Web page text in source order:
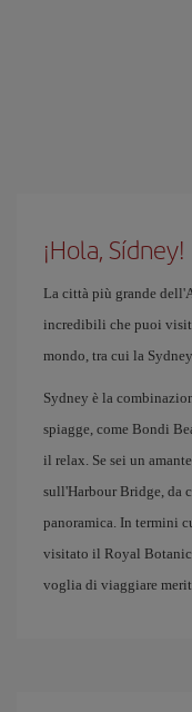
¡Hola, Sídney!
La città più grande
incredibili che puoi
mondo, tra cui la
Sydney è la
spiagge, come Bondi
il relax. Se sei un
sull'Harbour Bridge, da
panoramica. In termini
visitato il Royal Botanic
voglia di viaggiare